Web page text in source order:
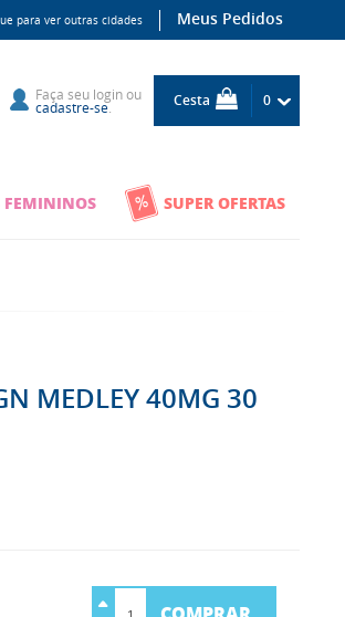
Meus Pedidos
para ver outras cidades
Faça seu loginou
cadastre-se. Cesta 0
FEMININOS SUPER OFERTAS
MEDLEY 40MG 30